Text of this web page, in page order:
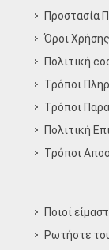
Προστασία
Όροι Χρήσης
Πολιτική
Τρόποι
Τρόποι
Πολιτική
Τρόποι
Ποιοί
Ρωτήστε